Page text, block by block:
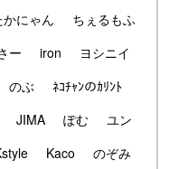
かにゃん
ちぇるもふ
ー iron
ヨシニイ
のぶ
ﾈｺﾁｬﾝのｶﾘﾝﾄ
JIMA ぽむ
ユン
Kaco
のぞみ